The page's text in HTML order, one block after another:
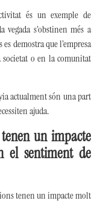
és un exemple de
s’obstinen més a
demostra que l’empresa
societat o en la comunitat
actualment són una part
ajuda.
un impacte
el sentiment de
tenen un impacte molt